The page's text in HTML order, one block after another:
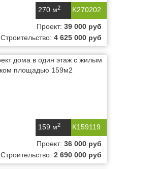
K270202
270 м2
Проект: 39 000 руб
Строительство: 4 625 000 руб
K159119
159 м2
Проект: 36 000 руб
Строительство: 2 690 000 руб